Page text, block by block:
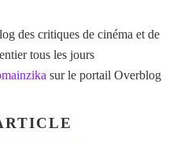
des critiques de cinéma et de
tous les jours
sur le portail Overblog